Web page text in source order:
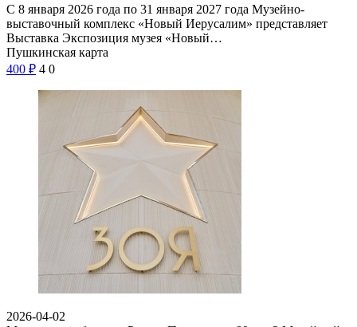
С 8 января 2026 года по 31 января 2027 года Музейно-
выставочный комплекс «Новый Иерусалим» представляет
Выставка Экспозиция музея «Новый…
Пушкинская карта
400 ₽ 4 0
2026-04-02